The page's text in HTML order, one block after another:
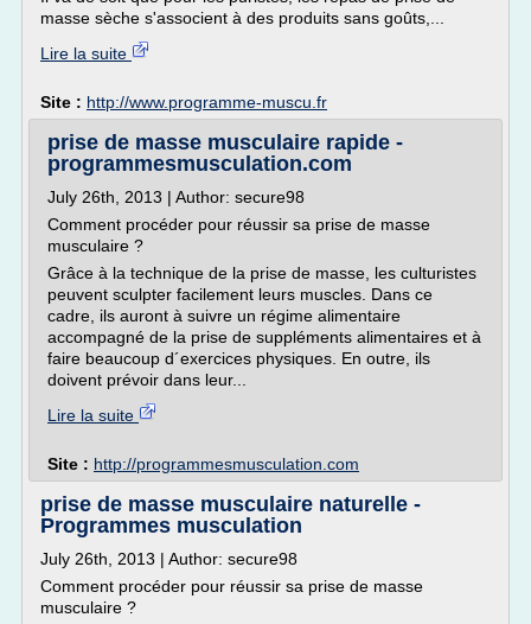
masse sèche s'associent à des produits sans goûts,...
Lire la suite
Site : http://www.programme-muscu.fr
prise de masse musculaire rapide -
programmesmusculation.com
July 26th, 2013 | Author: secure98
Comment procéder pour réussir sa prise de masse
musculaire ?
Grâce à la technique de la prise de masse, les culturistes
peuvent sculpter facilement leurs muscles. Dans ce
cadre, ils auront à suivre un régime alimentaire
accompagné de la prise de suppléments alimentaires et à
faire beaucoup d´exercices physiques. En outre, ils
doivent prévoir dans leur...
Lire la suite
Site : http://programmesmusculation.com
prise de masse musculaire naturelle -
Programmes musculation
July 26th, 2013 | Author: secure98
Comment procéder pour réussir sa prise de masse
musculaire ?